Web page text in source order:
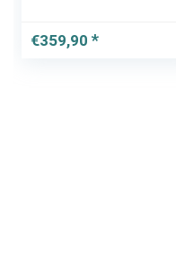
Cityfahrrad
Hollandrad
€359,90